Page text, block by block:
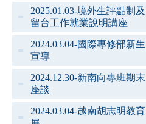
2025.01.03-境外生評點制及
留台工作就業說明講座
2024.03.04-國際專修部新生
宣導
2024.12.30-新南向專班期末
座談
2024.03.04-越南胡志明教育